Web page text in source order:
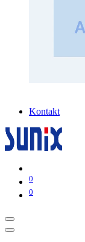
Kontakt
0
0